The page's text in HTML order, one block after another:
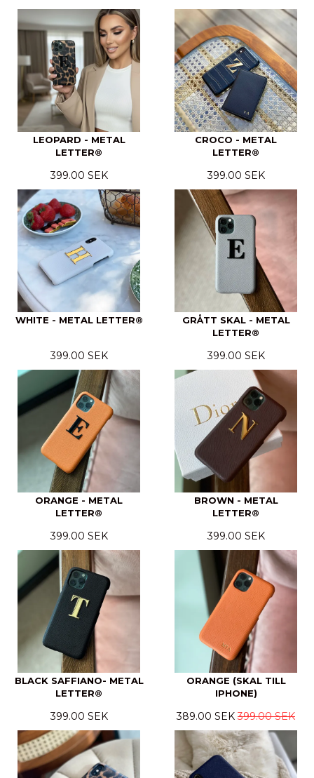
LEOPARD - METAL
LETTER®
399.00 SEK
CROCO - METAL
LETTER®
399.00 SEK
WHITE - METAL LETTER®
399.00 SEK
GRÅTT SKAL - METAL
LETTER®
399.00 SEK
ORANGE - METAL
LETTER®
399.00 SEK
BROWN - METAL
LETTER®
399.00 SEK
BLACK SAFFIANO- METAL
LETTER®
399.00 SEK
ORANGE (SKAL TILL
IPHONE)
389.00 SEK 399.00 SEK